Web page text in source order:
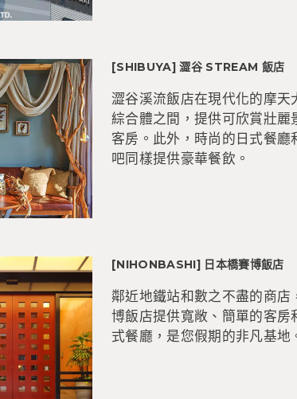
[SHIBUYA] 澀谷 STREAM 飯店
澀谷溪流飯店在現代化的摩天
綜合體之間，提供可欣賞壯麗
客房。此外，時尚的日式餐廳
吧同樣提供豪華餐飲。
[NIHONBASHI] 日本橋賽博飯店
鄰近地鐵站和數之不盡的商店
博飯店提供寬敞、簡單的客房
式餐廳，是您假期的非凡基地